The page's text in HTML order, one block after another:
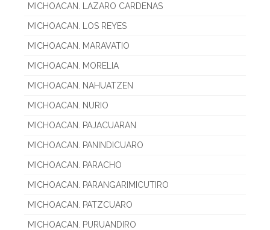
MICHOACAN. LAZARO CARDENAS
MICHOACAN. LOS REYES
MICHOACAN. MARAVATIO
MICHOACAN. MORELIA
MICHOACAN. NAHUATZEN
MICHOACAN. NURIO
MICHOACAN. PAJACUARAN
MICHOACAN. PANINDICUARO
MICHOACAN. PARACHO
MICHOACAN. PARANGARIMICUTIRO
MICHOACAN. PATZCUARO
MICHOACAN. PURUANDIRO